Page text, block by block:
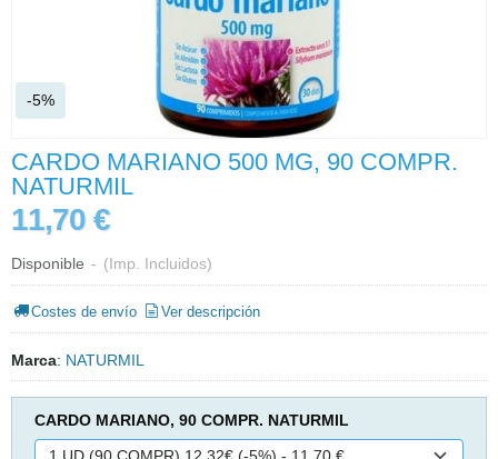
-5%
CARDO MARIANO 500 MG, 90 COMPR.
NATURMIL
11,70 €
Disponible - (Imp. Incluidos)
Costes de envío Ver descripción
Marca: NATURMIL
CARDO MARIANO, 90 COMPR. NATURMIL